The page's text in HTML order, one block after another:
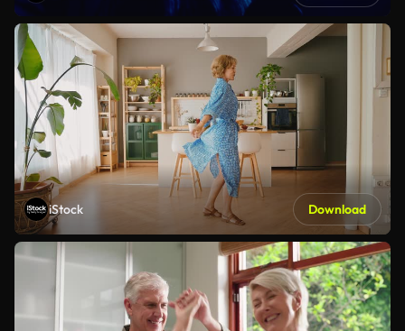
iStock Download